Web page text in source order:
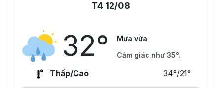
T4 12/08
32°
Mưa vừa
Cảm giác như 35°.
Thấp/Cao 34°/21°